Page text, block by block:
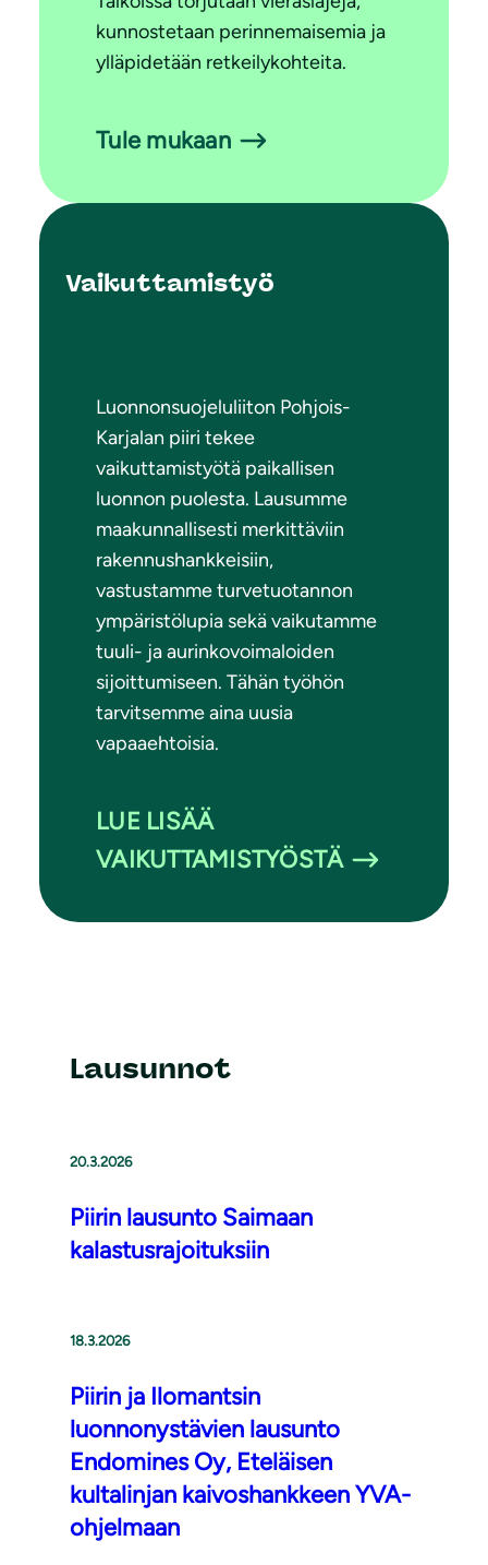
kunnostetaan perinnemaisemia ja
ylläpidetään retkeilykohteita.
Tule mukaan
Vaikuttamistyö
Luonnonsuojeluliiton Pohjois-
Karjalan piiri tekee
vaikuttamistyötä paikallisen
luonnon puolesta. Lausumme
maakunnallisesti merkittäviin
rakennushankkeisiin,
vastustamme turvetuotannon
ympäristölupia sekä vaikutamme
tuuli- ja aurinkovoimaloiden
sijoittumiseen. Tähän työhön
tarvitsemme aina uusia
vapaaehtoisia.
LUE LISÄÄ
VAIKUTTAMISTYÖSTÄ
Lausunnot
20.3.2026
Piirin lausunto Saimaan
kalastusrajoituksiin
18.3.2026
Piirin ja Ilomantsin
luonnonystävien lausunto
Endomines Oy, Eteläisen
kultalinjan kaivoshankkeen YVA-
ohjelmaan